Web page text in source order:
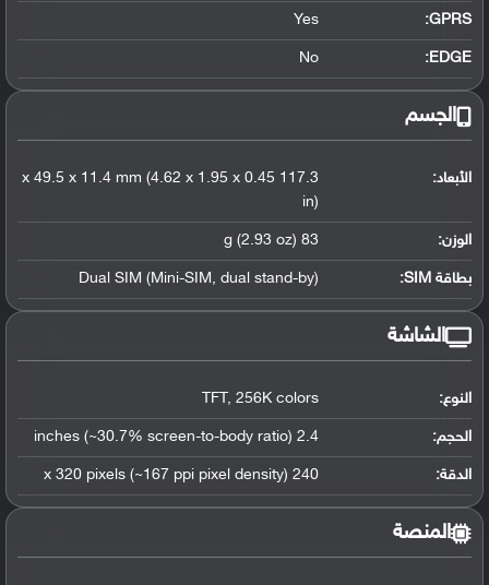
GPRS:
Yes
EDGE:
No
الجسم
الأبعاد:
117.3 x 49.5 x 11.4 mm (4.62 x 1.95 x 0.45
in)
الوزن: 83 g (2.93 oz)
بطاقة SIM: Dual SIM (Mini-SIM, dual stand-by)
الشاشة
النوع: TFT, 256K colors
الحجم: 2.4 inches (~30.7% screen-to-body ratio)
الدقة: 240 x 320 pixels (~167 ppi pixel density)
المنصة